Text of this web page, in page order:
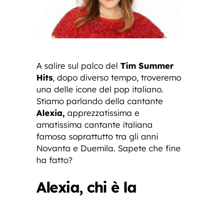
A salire sul palco del Tim Summer
Hits, dopo diverso tempo, troveremo
una delle icone del pop italiano.
Stiamo parlando della cantante
Alexia, apprezzatissima e
amatissima cantante italiana
famosa soprattutto tra gli anni
Novanta e Duemila. Sapete che fine
ha fatto?
Alexia, chi è la